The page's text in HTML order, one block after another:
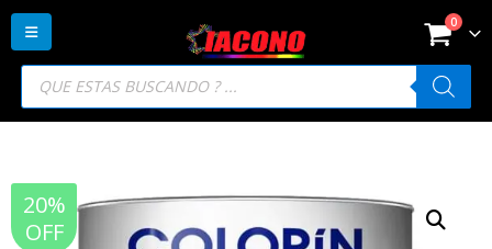
Búsqueda
productos
0
20%
OFF